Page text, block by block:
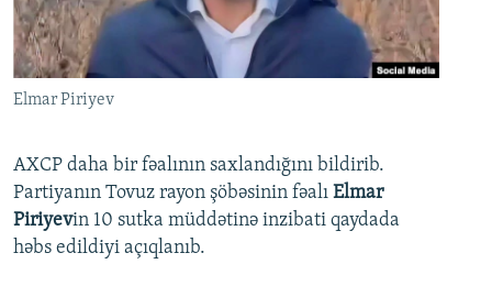
Elmar Piriyev
AXCP daha bir fəalının saxlandığını bildirib.
Partiyanın Tovuz rayon şöbəsinin fəalı Elmar
Piriyevin 10 sutka müddətinə inzibati qaydada
həbs edildiyi açıqlanıb.